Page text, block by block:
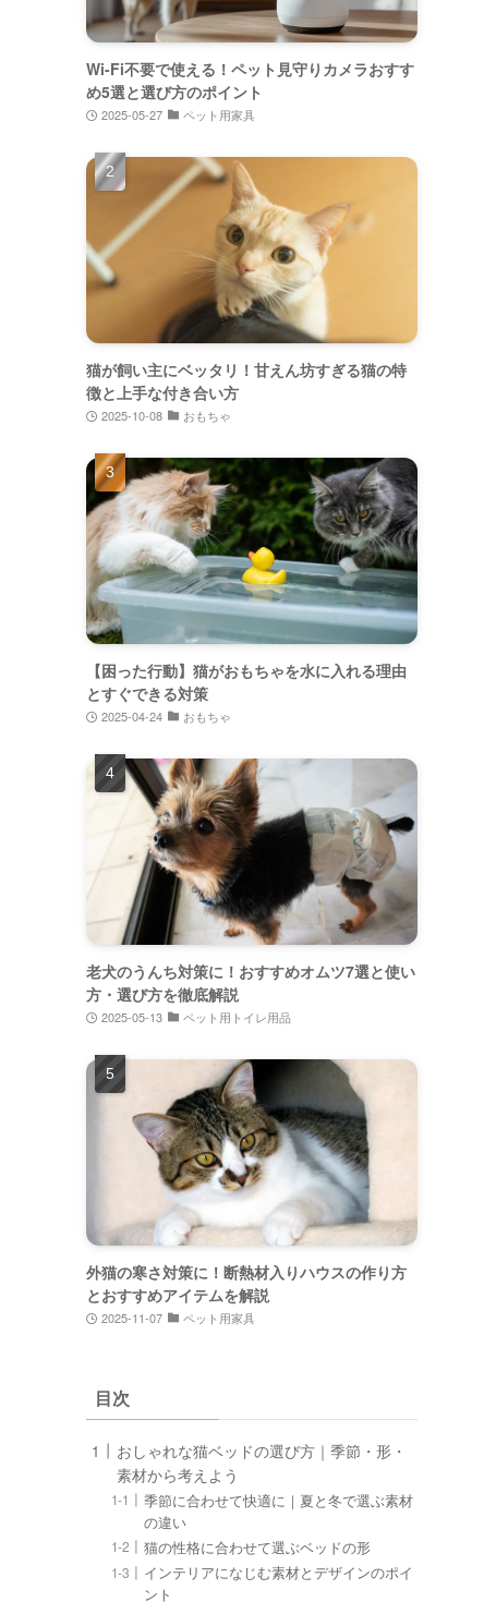
Wi-Fi不要で使える！ペット見守りカメラおすす
め5選と選び方のポイント
2025-05-27 ペット用家具
猫が飼い主にベッタリ！甘えん坊すぎる猫の特
徴と上手な付き合い方
2025-10-08 おもちゃ
【困った行動】猫がおもちゃを水に入れる理由
とすぐできる対策
2025-04-24 おもちゃ
老犬のうんち対策に！おすすめオムツ7選と使い
方・選び方を徹底解説
2025-05-13 ペット用トイレ用品
外猫の寒さ対策に！断熱材入りハウスの作り方
とおすすめアイテムを解説
2025-11-07 ペット用家具
目次
おしゃれな猫ベッドの選び方｜季節・形・
素材から考えよう
季節に合わせて快適に｜夏と冬で選ぶ素材
の違い
猫の性格に合わせて選ぶベッドの形
インテリアになじむ素材とデザインのポイ
ント